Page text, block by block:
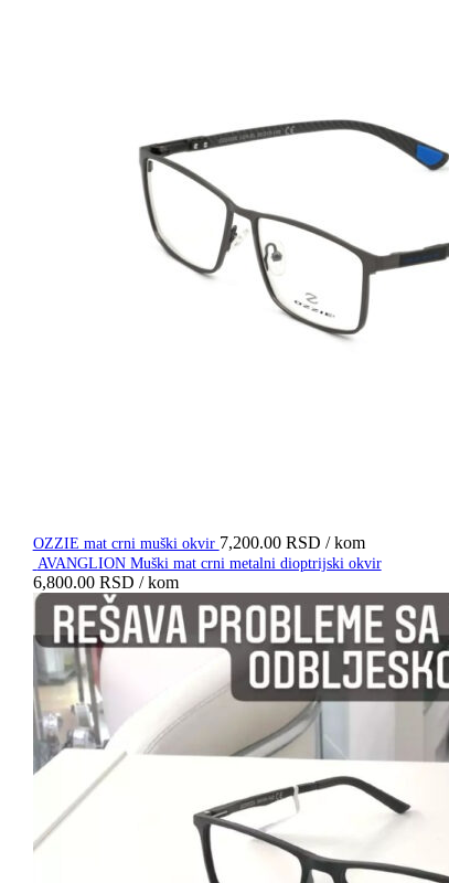
OZZIE mat crni muški okvir 7,200.00 RSD / kom
AVANGLION Muški mat crni metalni dioptrijski okvir
6,800.00 RSD / kom